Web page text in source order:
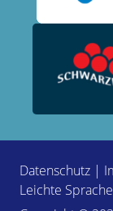
Datenschutz |
Leichte Sprache